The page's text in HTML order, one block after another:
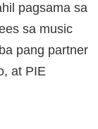
pagsama sa
sa music
pang partner
at PIE